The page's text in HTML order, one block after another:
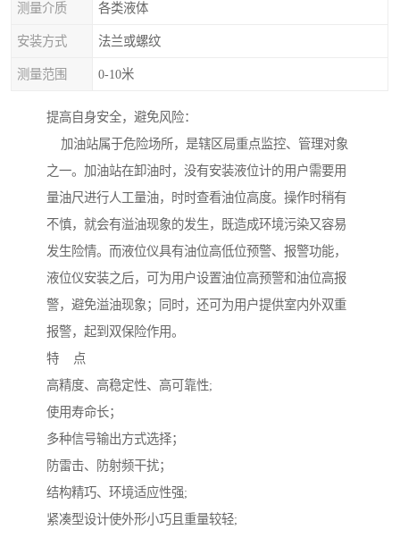
测量介质 各类液体
安装方式 法兰或螺纹
测量范围 0-10米
提高自身安全，避免风险：
加油站属于危险场所，是辖区局重点监控、管理对象
之一。加油站在卸油时，没有安装液位计的用户需要用
量油尺进行人工量油，时时查看油位高度。操作时稍有
不慎，就会有溢油现象的发生，既造成环境污染又容易
发生险情。而液位仪具有油位高低位预警、报警功能，
液位仪安装之后，可为用户设置油位高预警和油位高报
警，避免溢油现象；同时，还可为用户提供室内外双重
报警，起到双保险作用。
特 点
高精度、高稳定性、高可靠性;
使用寿命长；
多种信号输出方式选择；
防雷击、防射频干扰；
结构精巧、环境适应性强;
紧凑型设计使外形小巧且重量较轻;